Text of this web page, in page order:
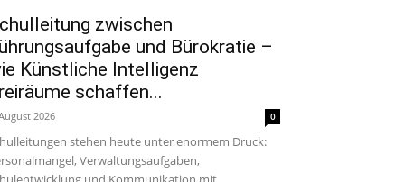
zwischen
und Bürokratie –
Künstliche Intelligenz
schaffen...
2026 0
stehen heute unter enormem Druck:
Verwaltungsaufgaben,